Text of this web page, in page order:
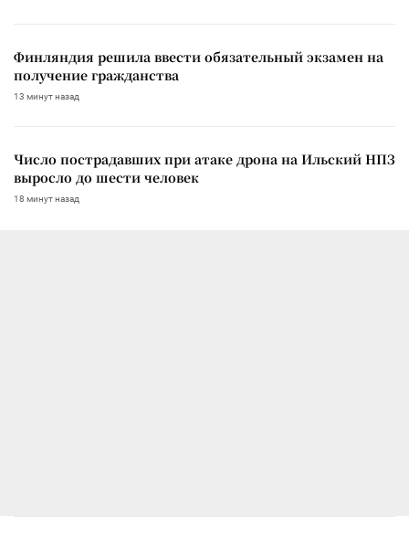
Финляндия решила ввести обязательный экзамен на
получение гражданства
13 минут назад
Число пострадавших при атаке дрона на Ильский НПЗ
выросло до шести человек
18 минут назад